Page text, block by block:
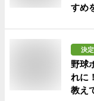
すめ
決定
野球
れに
教え